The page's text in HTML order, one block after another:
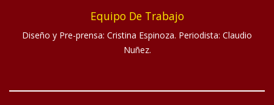
Equipo De Trabajo
Diseño y Pre-prensa: Cristina Espinoza. Periodista: Claudio
Nuñez.